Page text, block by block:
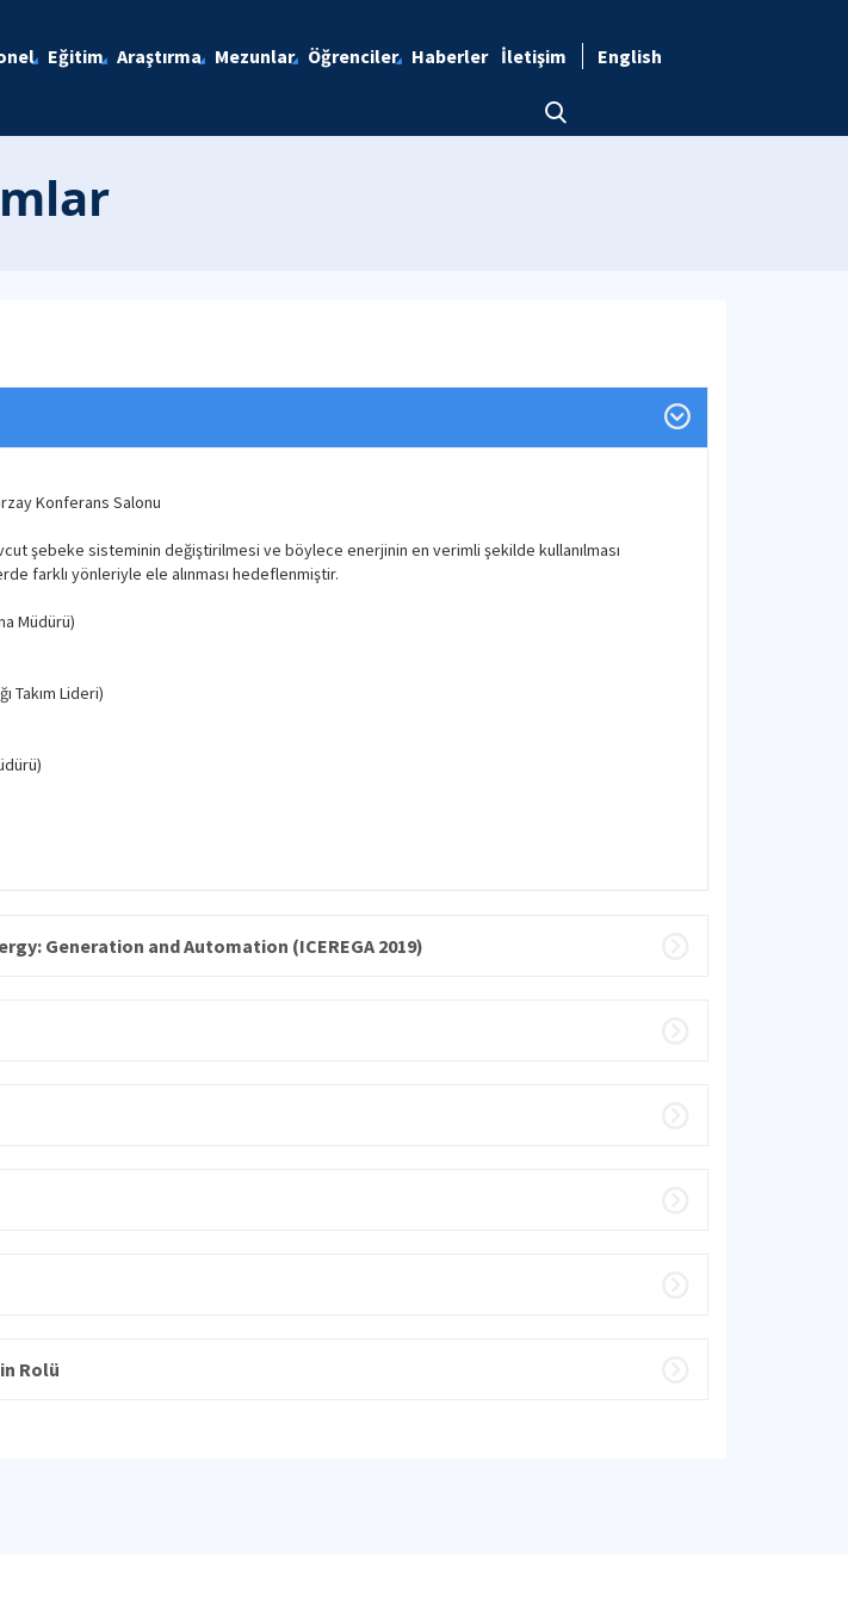
Eğitim Araştırma Mezunlar Öğrenciler Haberler İletişim English
Konferans Salonu
şebeke sisteminin değiştirilmesi ve böylece enerjinin en verimli şekilde kullanılması
farklı yönleriyle ele alınması hedeflenmiştir.
Müdürü)
Takım Lideri)
Generation and Automation (ICEREGA 2019)
Rolü